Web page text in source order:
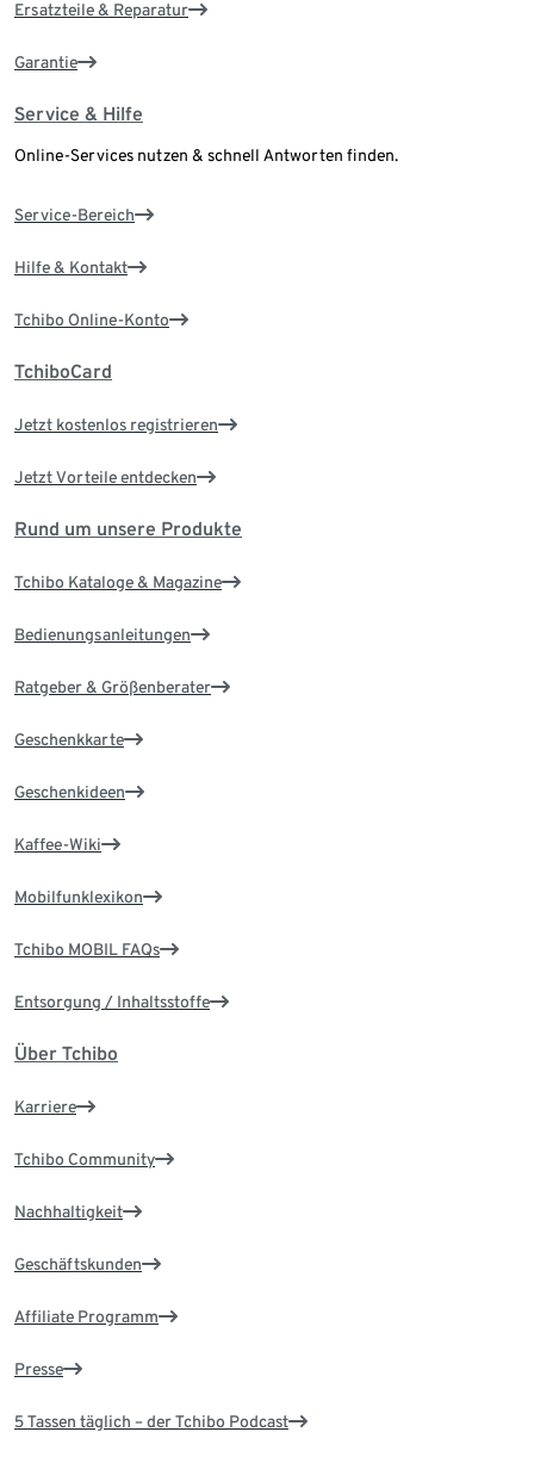
Ersatzteile & Reparatur
Garantie
Service & Hilfe
Online-Services nutzen & schnell Antworten finden.
Service-Bereich
Hilfe & Kontakt
Tchibo Online-Konto
TchiboCard
Jetzt kostenlos registrieren
Jetzt Vorteile entdecken
Rund um unsere Produkte
Tchibo Kataloge & Magazine
Bedienungsanleitungen
Ratgeber & Größenberater
Geschenkkarte
Geschenkideen
Kaffee-Wiki
Mobilfunklexikon
Tchibo MOBIL FAQs
Entsorgung / Inhaltsstoffe
Über Tchibo
Karriere
Tchibo Community
Nachhaltigkeit
Geschäftskunden
Affiliate Programm
Presse
5 Tassen täglich – der Tchibo Podcast